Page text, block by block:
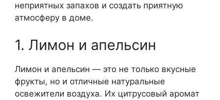
неприятных запахов и создать приятную
атмосферу в доме.
1. Лимон и апельсин
Лимон и апельсин — это не только вкусные
фрукты, но и отличные натуральные
освежители воздуха. Их цитрусовый аромат